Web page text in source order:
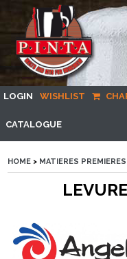
LOGIN WISHLIST
CATALOGUE
HOME > MATIERES PREMIERES